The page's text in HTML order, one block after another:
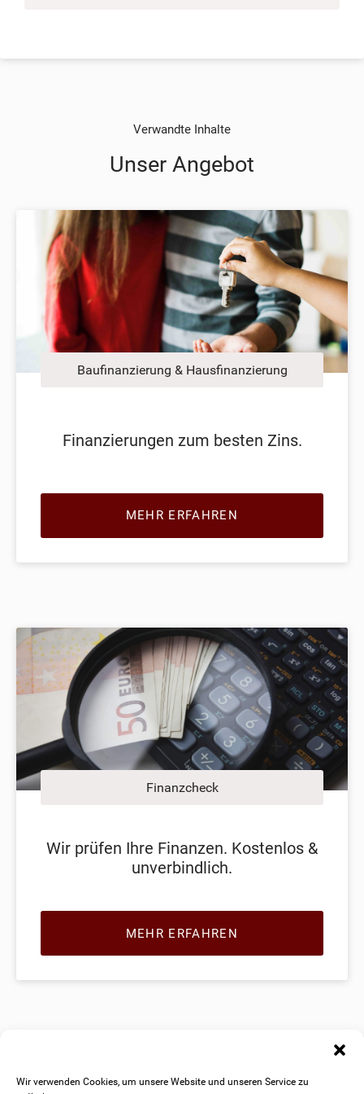
Wir verwenden Cookies, um unsere Website und unseren Service zu
Verwandte Inhalte
Unser Angebot
Baufinanzierung & Hausfinanzierung
Finanzierungen zum besten Zins.
MEHR ERFAHREN
Finanzcheck
Wir prüfen Ihre Finanzen. Kostenlos &
unverbindlich.
MEHR ERFAHREN